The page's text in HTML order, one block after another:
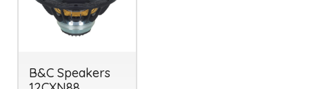
B&C Speakers